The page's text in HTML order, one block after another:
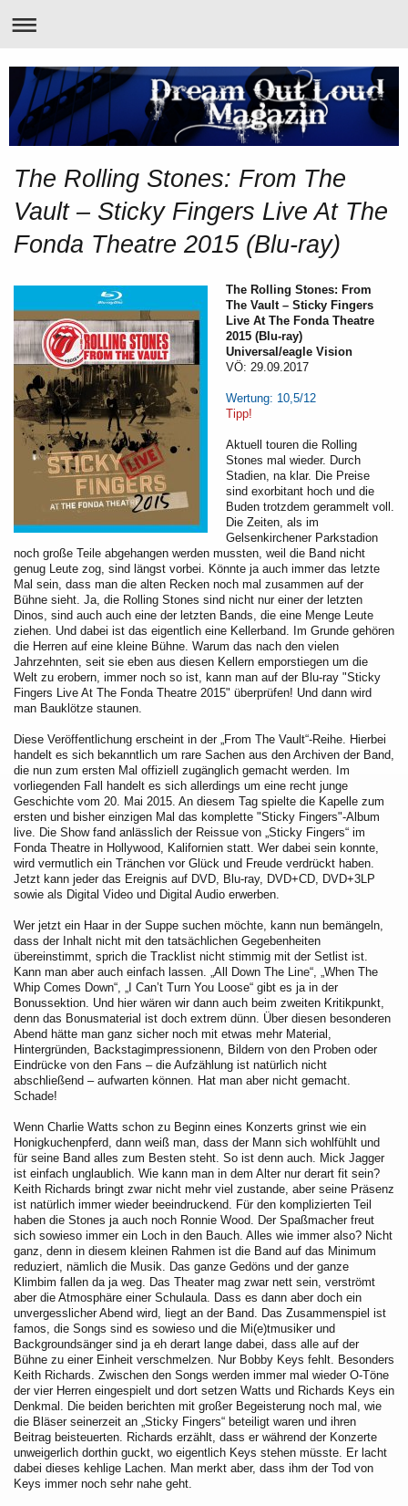
The Rolling Stones: From The
Vault – Sticky Fingers Live At The
Fonda Theatre 2015 (Blu-ray)
The Rolling Stones: From
The Vault – Sticky Fingers
Live At The Fonda Theatre
2015 (Blu-ray)
Universal/eagle Vision
VÖ: 29.09.2017
Wertung: 10,5/12
Tipp!
Aktuell touren die Rolling
Stones mal wieder. Durch
Stadien, na klar. Die Preise
sind exorbitant hoch und die
Buden trotzdem gerammelt voll.
Die Zeiten, als im
Gelsenkirchener Parkstadion
noch große Teile abgehangen werden mussten, weil die Band nicht
genug Leute zog, sind längst vorbei. Könnte ja auch immer das letzte
Mal sein, dass man die alten Recken noch mal zusammen auf der
Bühne sieht. Ja, die Rolling Stones sind nicht nur einer der letzten
Dinos, sind auch auch eine der letzten Bands, die eine Menge Leute
ziehen. Und dabei ist das eigentlich eine Kellerband. Im Grunde gehören
die Herren auf eine kleine Bühne. Warum das nach den vielen
Jahrzehnten, seit sie eben aus diesen Kellern emporstiegen um die
Welt zu erobern, immer noch so ist, kann man auf der Blu-ray "Sticky
Fingers Live At The Fonda Theatre 2015" überprüfen! Und dann wird
man Bauklötze staunen.
Diese Veröffentlichung erscheint in der „From The Vault“-Reihe. Hierbei
handelt es sich bekanntlich um rare Sachen aus den Archiven der Band,
die nun zum ersten Mal offiziell zugänglich gemacht werden. Im
vorliegenden Fall handelt es sich allerdings um eine recht junge
Geschichte vom 20. Mai 2015. An diesem Tag spielte die Kapelle zum
ersten und bisher einzigen Mal das komplette "Sticky Fingers"-Album
live. Die Show fand anlässlich der Reissue von „Sticky Fingers“ im
Fonda Theatre in Hollywood, Kalifornien statt. Wer dabei sein konnte,
wird vermutlich ein Tränchen vor Glück und Freude verdrückt haben.
Jetzt kann jeder das Ereignis auf DVD, Blu-ray, DVD+CD, DVD+3LP
sowie als Digital Video und Digital Audio erwerben.
Wer jetzt ein Haar in der Suppe suchen möchte, kann nun bemängeln,
dass der Inhalt nicht mit den tatsächlichen Gegebenheiten
übereinstimmt, sprich die Tracklist nicht stimmig mit der Setlist ist.
Kann man aber auch einfach lassen. „All Down The Line“, „When The
Whip Comes Down“, „I Can’t Turn You Loose“ gibt es ja in der
Bonussektion. Und hier wären wir dann auch beim zweiten Kritikpunkt,
denn das Bonusmaterial ist doch extrem dünn. Über diesen besonderen
Abend hätte man ganz sicher noch mit etwas mehr Material,
Hintergründen, Backstagimpressionenn, Bildern von den Proben oder
Eindrücke von den Fans – die Aufzählung ist natürlich nicht
abschließend – aufwarten können. Hat man aber nicht gemacht.
Schade!
Wenn Charlie Watts schon zu Beginn eines Konzerts grinst wie ein
Honigkuchenpferd, dann weiß man, dass der Mann sich wohlfühlt und
für seine Band alles zum Besten steht. So ist denn auch. Mick Jagger
ist einfach unglaublich. Wie kann man in dem Alter nur derart fit sein?
Keith Richards bringt zwar nicht mehr viel zustande, aber seine Präsenz
ist natürlich immer wieder beeindruckend. Für den komplizierten Teil
haben die Stones ja auch noch Ronnie Wood. Der Spaßmacher freut
sich sowieso immer ein Loch in den Bauch. Alles wie immer also? Nicht
ganz, denn in diesem kleinen Rahmen ist die Band auf das Minimum
reduziert, nämlich die Musik. Das ganze Gedöns und der ganze
Klimbim fallen da ja weg. Das Theater mag zwar nett sein, verströmt
aber die Atmosphäre einer Schulaula. Dass es dann aber doch ein
unvergesslicher Abend wird, liegt an der Band. Das Zusammenspiel ist
famos, die Songs sind es sowieso und die Mi(e)tmusiker und
Backgroundsänger sind ja eh derart lange dabei, dass alle auf der
Bühne zu einer Einheit verschmelzen. Nur Bobby Keys fehlt. Besonders
Keith Richards. Zwischen den Songs werden immer mal wieder O-Töne
der vier Herren eingespielt und dort setzen Watts und Richards Keys ein
Denkmal. Die beiden berichten mit großer Begeisterung noch mal, wie
die Bläser seinerzeit an „Sticky Fingers“ beteiligt waren und ihren
Beitrag beisteuerten. Richards erzählt, dass er während der Konzerte
unweigerlich dorthin guckt, wo eigentlich Keys stehen müsste. Er lacht
dabei dieses kehlige Lachen. Man merkt aber, dass ihm der Tod von
Keys immer noch sehr nahe geht.